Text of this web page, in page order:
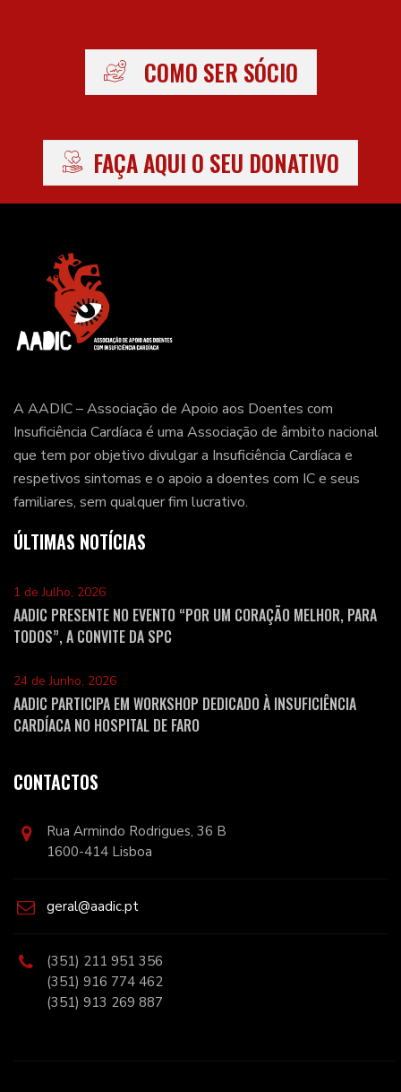
COMO SER SÓCIO
FAÇA AQUI O SEU DONATIVO
A AADIC – Associação de Apoio aos Doentes com
Insuficiência Cardíaca é uma Associação de âmbito nacional
que tem por objetivo divulgar a Insuficiência Cardíaca e
respetivos sintomas e o apoio a doentes com IC e seus
familiares, sem qualquer fim lucrativo.
ÚLTIMAS NOTÍCIAS
1 de Julho, 2026
AADIC PRESENTE NO EVENTO “POR UM CORAÇÃO MELHOR, PARA
TODOS”, A CONVITE DA SPC
24 de Junho, 2026
AADIC PARTICIPA EM WORKSHOP DEDICADO À INSUFICIÊNCIA
CARDÍACA NO HOSPITAL DE FARO
CONTACTOS
Rua Armindo Rodrigues, 36 B
1600-414 Lisboa
geral@aadic.pt
(351) 211 951 356
(351) 916 774 462
(351) 913 269 887